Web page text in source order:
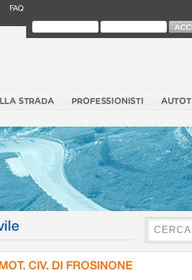
FAQ
STRADA PROFESSIONISTI
CIV. DI FROSINONE